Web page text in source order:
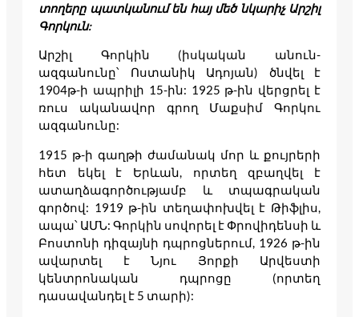
տողերը պատկանում են հայ մեծ նկարիչ Արշիլ
Գորկուն:
Արշիլ Գորկին (իսկական անուն-
ազգանունը՝ Ոստանիկ Ադոյան) ծնվել է
1904թ-ի ապրիլի 15-ին: 1925 թ-ին վերցրել է
ռուս ականավոր գրող Մաքսիմ Գորկու
ազգանունը:
1915 թ-ի գաղթի ժամանակ մոր և քույրերի
հետ եկել է Երևան, որտեղ զբաղվել է
ատաղձագործությամբ և տպագրական
գործով: 1919 թ-ին տեղափոխվել է Թիֆլիս,
ապա՝ ԱՄՆ: Գորկին սովորել է Փրովիդենսի և
Բոստոնի դիզայնի դպրոցներում, 1926 թ-ին
ավարտել է Նյու Յորքի Արվեստի
կենտրոնական դպրոցը (որտեղ
դասավանդել է 5 տարի):